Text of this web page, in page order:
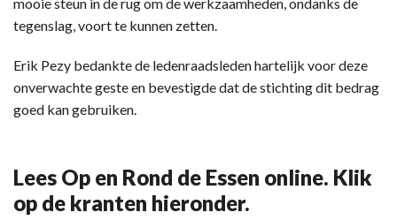
tegenslag, voort te kunnen zetten.
Erik Pezy bedankte de ledenraadsleden hartelijk voor deze
onverwachte geste en bevestigde dat de stichting dit bedrag
goed kan gebruiken.
Lees Op en Rond de Essen online. Klik
op de kranten hieronder.